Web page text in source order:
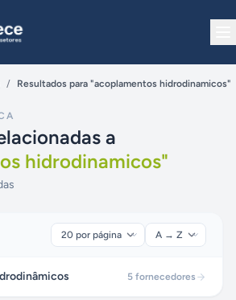
/ Resultados para "acoplamentos hidrodinamicos"
a
hidrodinamicos"
5 fornecedores